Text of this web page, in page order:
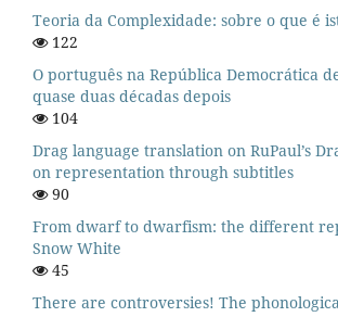
Teoria da Complexidade: sobre o que é
122
O português na República Democrática
quase duas décadas depois
104
Drag language translation on RuPaul’s
on representation through subtitles
90
From dwarf to dwarfism: the different
Snow White
45
There are controversies! The